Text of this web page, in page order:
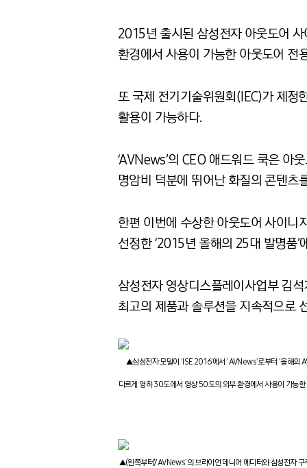
2015년 출시된 삼성전자 아웃도어
환경에서 사용이 가능한 아웃도어 전
또 국제 전기기술위원회(IEC)가 제
활용이 가능하다.
‘AVNews’의 CEO 애드워드 쿡은
명암비 덕분에 뛰어난 화질의 콘텐츠
한편 이번에 수상한 아웃도어 사이
선정한 ‘2015년 올해의 25대 발명품’
삼성전자 영상디스플레이사업부 김
최고의 제품과 솔루션을 지속적으로
▲삼성전자 모델이 'ISE 2016'에서 'AVNews'로부터 '올해의
다르게 영하 30도에서 영상 50도의 외부 환경에서 사용이 가능
▲(왼쪽부터)'AVNews'의 브라이언 데니어 에디터와 삼성전자